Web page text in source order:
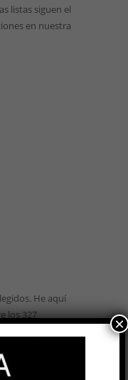
listas siguen el
en nuestra
He aquí
los 327
×